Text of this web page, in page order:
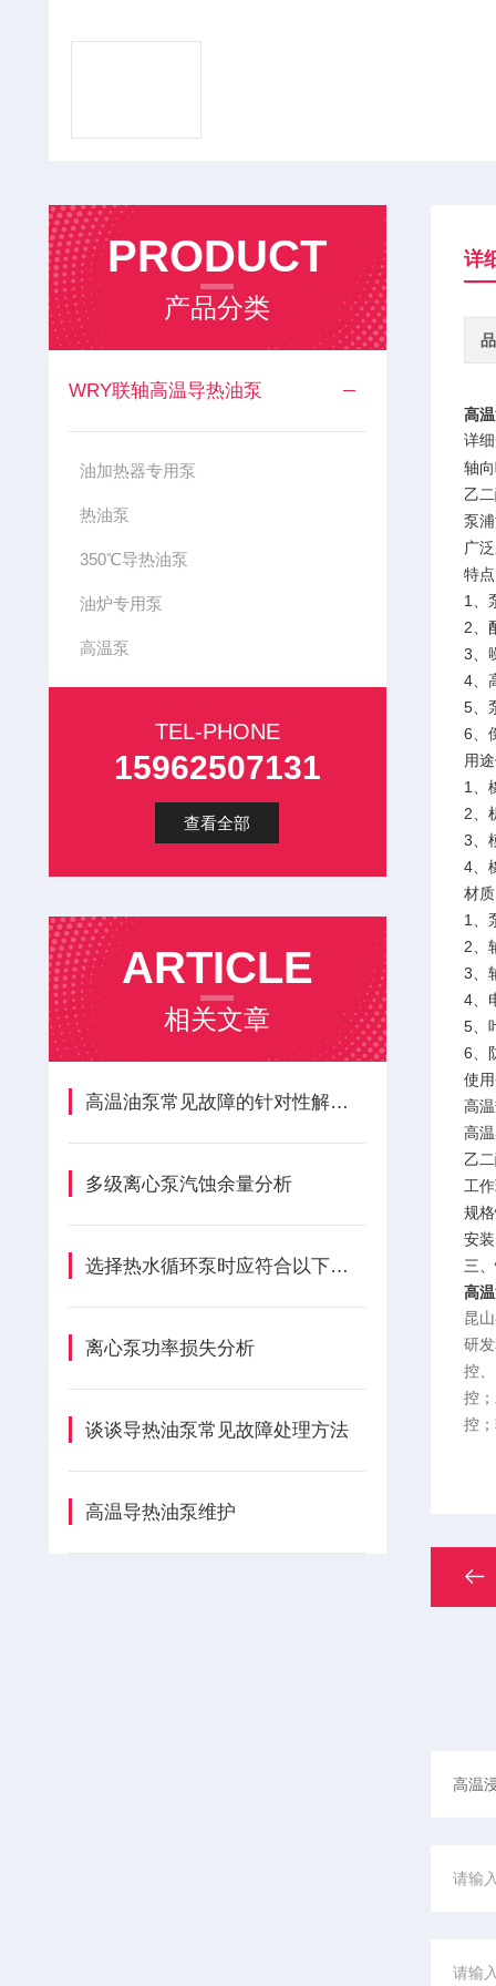
PRODUCT
产品分类
WRY联轴高温导热油泵
油加热器专用泵
热油泵
350℃导热油泵
油炉专用泵
高温泵
TEL-PHONE
15962507131
查看全部
ARTICLE
相关文章
高温油泵常见故障的针对性解决方法详解
多级离心泵汽蚀余量分析
选择热水循环泵时应符合以下规定
离心泵功率损失分析
谈谈导热油泵常见故障处理方法
高温导热油泵维护
详
高
详
轴
乙
泵
广
特
1、
2、
3、
4、
5、
6、
用
1、
2、
3、
4、
材
1、
2、
3、
4、
5、
6、
使
高
高
乙
工
规
安
三
高
昆
研
控
控
控